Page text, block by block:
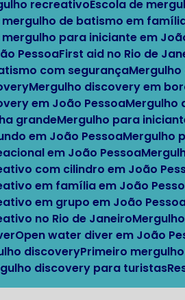
recreativo Escola de
mergulho de batismo em
mergulho para iniciante em
Pessoa First aid no Rio de
com segurança
Mergulho discovery em
em João Pessoa
grande
Mergulho para
em João Pessoa
em João Pessoa
com cilindro em João
em família em João
em grupo em João
no Rio de Janeiro
Open water diver em João
discovery Primeiro
discovery para turistas